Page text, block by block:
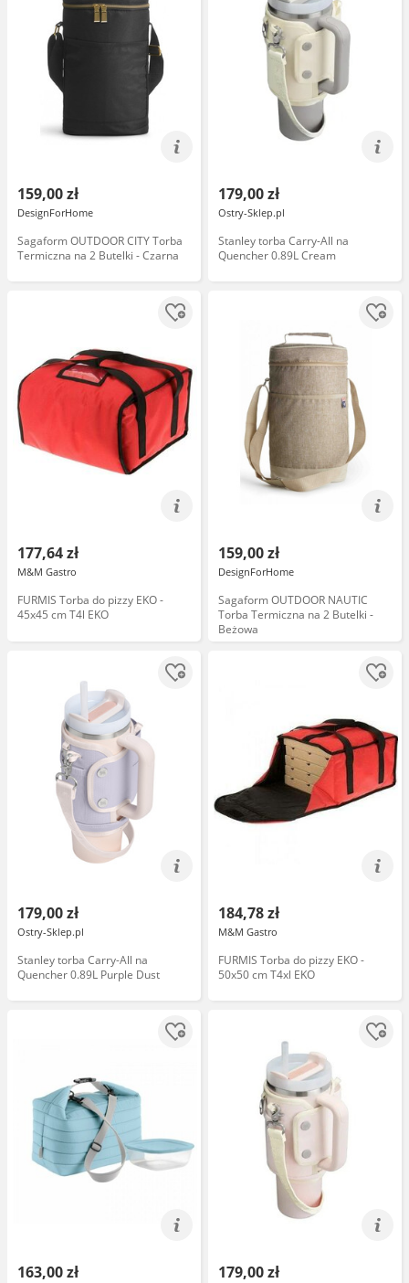
159,00 zł
DesignForHome
Sagaform OUTDOOR CITY Torba
Termiczna na 2 Butelki - Czarna
179,00 zł
Ostry-Sklep.pl
Stanley torba Carry-All na
Quencher 0.89L Cream
177,64 zł
M&M Gastro
FURMIS Torba do pizzy EKO -
45x45 cm T4l EKO
159,00 zł
DesignForHome
Sagaform OUTDOOR NAUTIC
Torba Termiczna na 2 Butelki -
Beżowa
179,00 zł
Ostry-Sklep.pl
Stanley torba Carry-All na
Quencher 0.89L Purple Dust
184,78 zł
M&M Gastro
FURMIS Torba do pizzy EKO -
50x50 cm T4xl EKO
163,00 zł 179,00 zł